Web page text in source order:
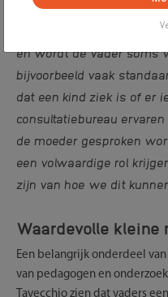
Lobke Vlaming, directeur
plekken wordt nog
en wordt de vader soms
bijvoorbeeld vaak
dat een kind ziek is of er
consultatiebureau
de moeder gesproken
een volwaardige rol
zijn van hoe we dit
Waardevolle kleine
Een belangrijk onderdeel
van pedagogen en
Tavecchio zien dat vaders